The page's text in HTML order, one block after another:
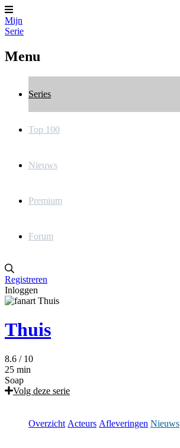
Mijn
Serie
Menu
Series
Top 100
Nieuws
Premium
Forum
Registreren
Inloggen
Thuis
8.6 / 10
25 min
Soap
Volg deze serie
Overzicht Acteurs Afleveringen Nieuws